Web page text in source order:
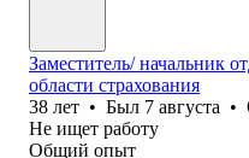
Заместитель/ начальник
области страхования
38 лет • Был 7 августа •
Не ищет работу
Общий опыт